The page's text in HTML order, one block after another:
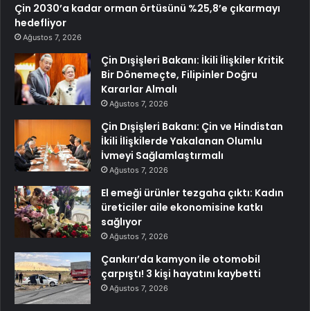
Çin 2030’a kadar orman örtüsünü %25,8’e çıkarmayı
hedefliyor
Ağustos 7, 2026
Çin Dışişleri Bakanı: İkili İlişkiler Kritik
Bir Dönemeçte, Filipinler Doğru
Kararlar Almalı
Ağustos 7, 2026
Çin Dışişleri Bakanı: Çin ve Hindistan
İkili İlişkilerde Yakalanan Olumlu
İvmeyi Sağlamlaştırmalı
Ağustos 7, 2026
El emeği ürünler tezgaha çıktı: Kadın
üreticiler aile ekonomisine katkı
sağlıyor
Ağustos 7, 2026
Çankırı’da kamyon ile otomobil
çarpıştı! 3 kişi hayatını kaybetti
Ağustos 7, 2026